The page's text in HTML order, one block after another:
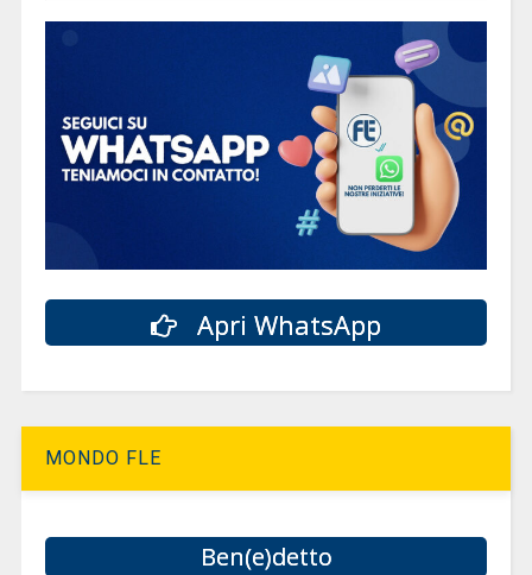
Apri WhatsApp
MONDO FLE
Ben(e)detto